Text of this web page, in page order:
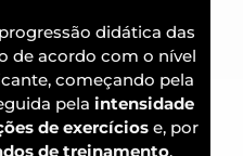
didática das
de acordo com o nível
começando pela
pela intensidade
de exercícios e, por
de treinamento.